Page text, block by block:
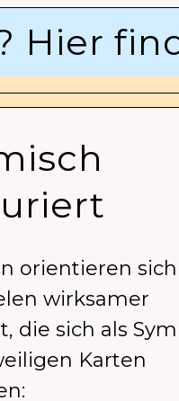
Hier
orientieren
wirksamer
die sich als
Karten